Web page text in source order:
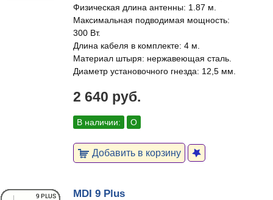
Физическая длина антенны: 1.87 м.
Максимальная подводимая мощность:
300 Вт.
Длина кабеля в комплекте: 4 м.
Материал штыря: нержавеющая сталь.
Диаметр установочного гнезда: 12,5 мм.
2 640 руб.
В наличии: О
Добавить в корзину
MDI 9 Plus